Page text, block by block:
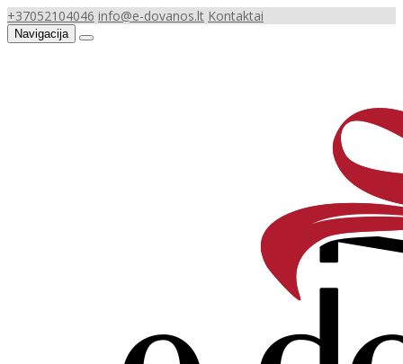
+37052104046 info@e-dovanos.lt Kontaktai
Navigacija